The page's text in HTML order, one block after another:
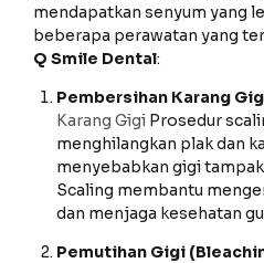
mendapatkan senyum yang
beberapa perawatan yang
Q Smile Dental:
Pembersihan Karang
Karang Gigi Prosedur
menghilangkan plak dan
menyebabkan gigi
Scaling membantu
dan menjaga kesehatan
Pemutihan Gigi